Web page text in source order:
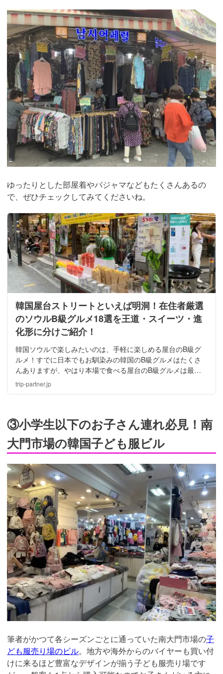
ゆったりとした部屋着やパジャマなどもたくさんあるの
で、ぜひチェックしてみてくださいね。
韓国屋台ストリートといえば明洞！在住者厳選
のソウルB級グルメ18選を王道・スイーツ・進
化形に分けご紹介！
韓国ソウルで楽しみたいのは、手軽に楽しめる屋台のB級グ
ルメ！すでに日本でもお馴染みの韓国のB級グルメはたくさ
んありますが、やはり本場で食べる屋台のB級グルメは最高
です。今回は観光やショッピングの途中でも気軽に楽しめる
明洞のおいしい屋台を中心にご紹介します！
trip-partner.jp
③小学生以下のお子さん連れ必見！南
大門市場の韓国子ども服ビル
筆者がかつて各シーズンごとに通っていた南大門市場の子
ども服売り場のビル。地方や海外からのバイヤーも買い付
けに来るほど豊富なデザインが揃う子ども服売り場です